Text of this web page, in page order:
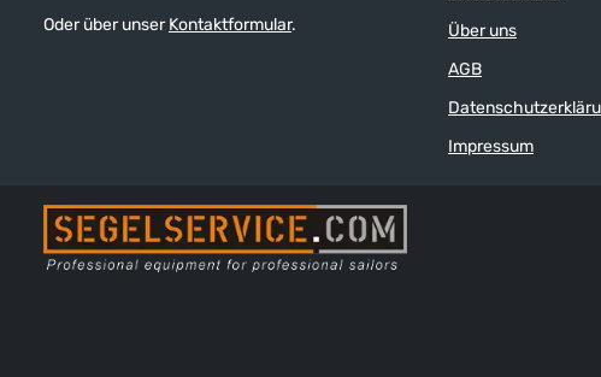
Oder über unserKontaktformular.
Über uns
AGB
Impressum